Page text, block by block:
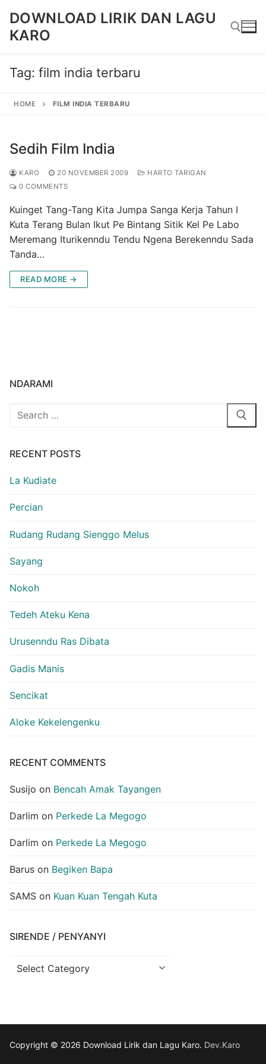
content
DOWNLOAD LIRIK DAN LAGU
KARO
Search for:
Tag: film india terbaru
HOME FILM INDIA TERBARU
Sedih Film India
KARO 20 NOVEMBER 2009
HARTO TARIGAN
0 COMMENTS
Kuinget Tang-Tang Kita Jumpa Sanga Kerja Tahun I
Kuta Terang Bulan Ikut Pe Bintang Sitik Kel Pe Labo
Meremang Iturikenndu Tendu Ngena Berekenndu Sada
Tanda…
READ MORE →
NDARAMI
Search
RECENT POSTS
La Kudiate
Percian
Rudang Rudang Sienggo Melus
Sayang
Nokoh
Tedeh Ateku Kena
Urusenndu Ras Dibata
Gadis Manis
Sencikat
Aloke Kekelengenku
RECENT COMMENTS
Susijo on Bencah Amak Tayangen
Darlim on Perkede La Megogo
Darlim on Perkede La Megogo
Barus on Begiken Bapa
SAMS on Kuan Kuan Tengah Kuta
SIRENDE / PENYANYI
Sirende
Copyright © 2026 Download Lirik dan Lagu Karo. Dev.Karo